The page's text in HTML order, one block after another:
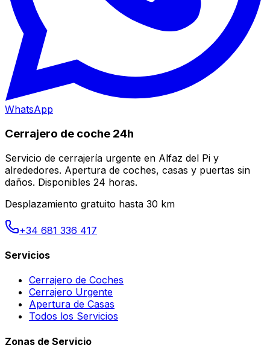
WhatsApp
Cerrajero de coche 24h
Servicio de cerrajería urgente en Alfaz del Pi y
alrededores. Apertura de coches, casas y puertas sin
daños. Disponibles 24 horas.
Desplazamiento gratuito hasta 30 km
+34 681 336 417
Servicios
Cerrajero de Coches
Cerrajero Urgente
Apertura de Casas
Todos los Servicios
Zonas de Servicio